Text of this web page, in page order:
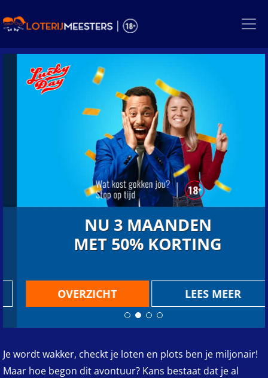
to
content
NU 3 MAANDEN
MET 50% KORTING
OVERZICHT LEES MEER
Je wordt wakker, checkt je loten en plots ben je miljonair!
Maar hoe begon dit avontuur? Kans bestaat dat je al